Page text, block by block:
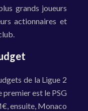
grands joueurs
actionnaires et
de la Ligue 2
premier est le PSG
ensuite, Monaco